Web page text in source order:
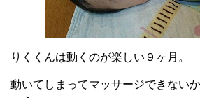
りくくんは動くのが楽しい９ヶ月。
動いてしまってマッサージできない